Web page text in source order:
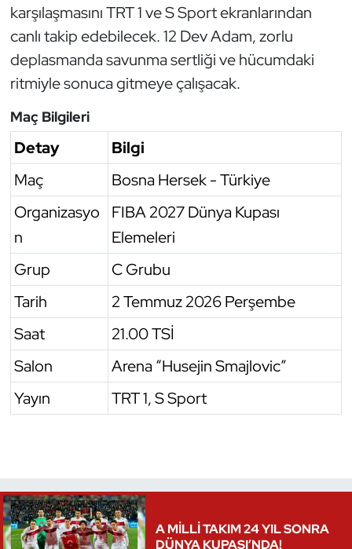
karşılaşmasını TRT 1 ve S Sport ekranlarından
canlı takip edebilecek. 12 Dev Adam, zorlu
deplasmanda savunma sertliği ve hücumdaki
ritmiyle sonuca gitmeye çalışacak.
Maç Bilgileri
Detay
Bilgi
Maç
Bosna Hersek - Türkiye
Organizasyo
n
FIBA 2027 Dünya Kupası
Elemeleri
Grup
C Grubu
Tarih
2 Temmuz 2026 Perşembe
Saat
21.00 TSİ
Salon
Arena “Husejin Smajlovic”
Yayın
TRT 1, S Sport
A MİLLİ TAKIM 24 YIL SONRA
DÜNYA KUPASI’NDA!
İşitme Engelli Sporcular
Judo ve Kuraş
Kano ve Rafting
Karate
Kempo
Kick Boks
Kürek
Masa Tenisi
Modern Pentatlon
Motor Sporları
Okçuluk
Optimist